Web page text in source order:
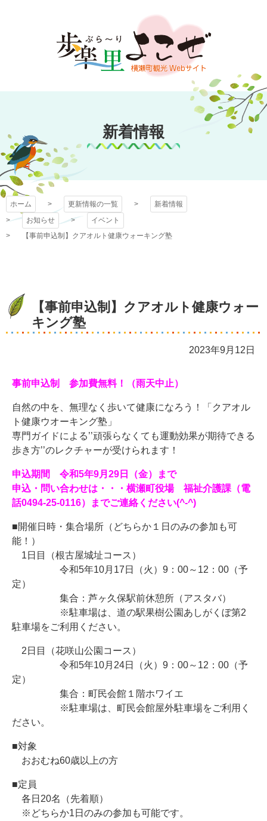
文
キ
プ
歩楽～里（ぶら～
り）よこぜ
新着情報
ホーム 更新情報の一覧
新着情報
お知らせ
イベント
【事前申込制】クアオルト健康ウォーキング塾
【事前申込制】クアオルト健康ウォー
キング塾
2023年9月12日
事前申込制 参加費無料！（雨天中止）
自然の中を、無理なく歩いて健康になろう！「クアオル
ト健康ウオーキング塾」
専門ガイドによる’’頑張らなくても運動効果が期待できる
歩き方’’のレクチャーが受けられます！
申込期間 令和5年9月29日（金）まで
申込・問い合わせは・・・横瀬町役場 福祉介護課 （電
話0494-25-0116）
までご連絡ください(^-^)
■開催日時・集合場所（どちらか１日のみの参加も可
能！）
1日目（根古屋城址コース）
令和5年10月17日（火）9：00～12：00（予
定）
集合：芦ヶ久保駅前休憩所（アスタバ）
※駐車場は、道の駅果樹公園あしがくぼ第2
駐車場をご利用ください。
2日目（花咲山公園コース）
令和5年10月24日（火）9：00～12：00（予
定）
集合：町民会館１階ホワイエ
※駐車場は、町民会館屋外駐車場をご利用く
ださい。
■対象
おおむね60歳以上の方
■定員
各日20名（先着順）
※どちらか1日のみの参加も可能です。